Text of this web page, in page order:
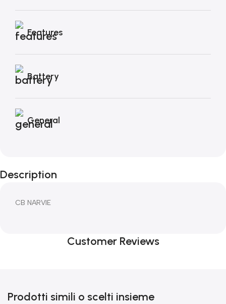
Features
Battery
General
Description
CB NARVIE
Customer Reviews
Prodotti simili o scelti insieme